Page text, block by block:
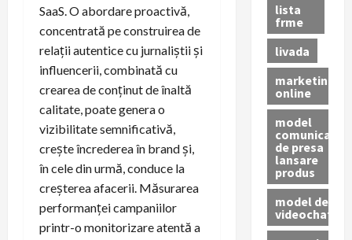
SaaS. O abordare proactivă,
concentrată pe construirea de
relații autentice cu jurnaliștii și
influencerii, combinată cu
crearea de conținut de înaltă
calitate, poate genera o
vizibilitate semnificativă,
crește încrederea în brand și,
în cele din urmă, conduce la
creșterea afacerii. Măsurarea
performanței campaniilor
printr-o monitorizare atentă a
lista
frme
livada
marketing
online
model
comunicat
de presa
lansare
produs
model de
videochat